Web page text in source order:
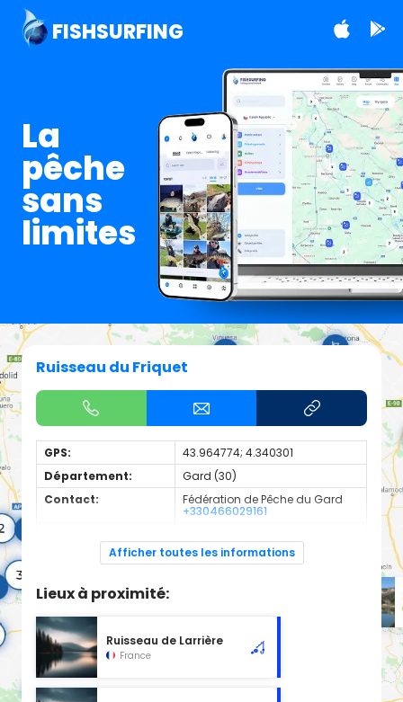
FISHSURFING
La
pêche
sans
limites
Ruisseau du Friquet
GPS:
43.964774; 4.340301
Département:
Gard (30)
Contact:
Fédération de Pêche du Gard
+330466029161
poissons:
blanc
Cours d'eau d'une longueur de 4.93 km classé en 2ème
Afficher toutes les informations
Lieux à proximité:
Ruisseau de Larrière
France